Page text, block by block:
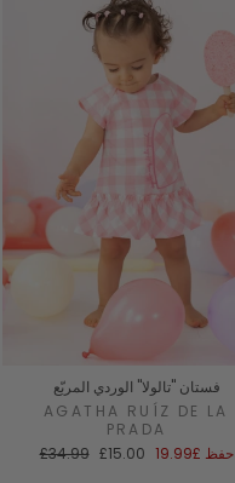
فستان "تالولا" الوردي المربّع
AGATHA RUÍZ DE LA
PRADA
السعر
£34.99 سعر
£15.00 حفظ £19.99